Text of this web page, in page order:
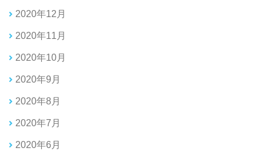
2020年12月
2020年11月
2020年10月
2020年9月
2020年8月
2020年7月
2020年6月